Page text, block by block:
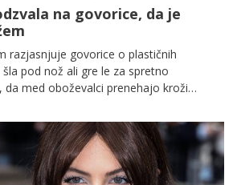
na govorice, da je
razjasnjuje govorice o plastičnih
pod nož ali gre le za spretno
da med oboževalci prenehajo krožiti